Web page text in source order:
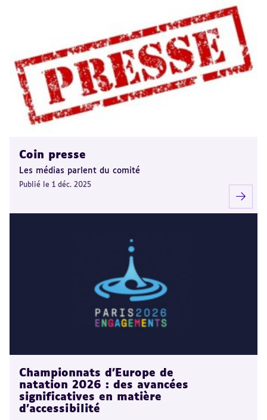
Coin presse
Les médias parlent du comité
Publié le 1 déc. 2025
Championnats d'Europe de
natation 2026 : des avancées
significatives en matière
d'accessibilité